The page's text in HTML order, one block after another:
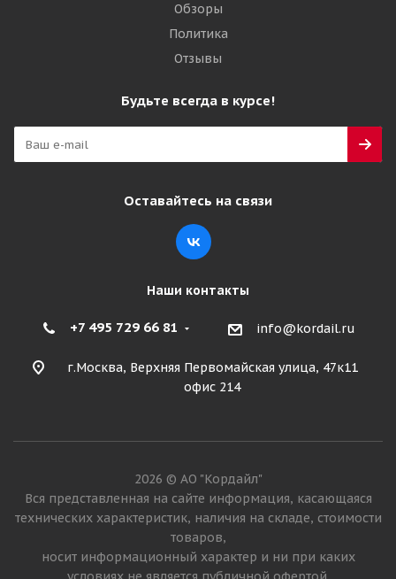
(MPC) G-2/L-2 TL ИНДИЯ
Много
Много
Обзоры
Политика
Отзывы
Будьте всегда в курсе!
Оставайтесь на связи
Наши контакты
+7 495 729 66 81 info@kordail.ru
г.Москва, Верхняя Первомайская улица, 47к11
офис 214
2026 © АО "Кордайл"
Вся представленная на сайте информация, касающаяся
технических характеристик, наличия на складе, стоимости
товаров,
носит информационный характер и ни при каких